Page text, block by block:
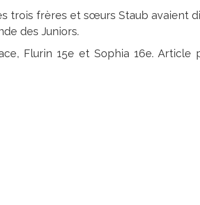
trois frères et sœurs Staub avaient
des Juniors.
Flurin 15e et Sophia 16e. Article